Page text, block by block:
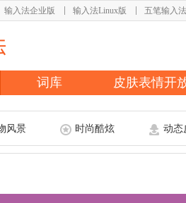
输入法企业版 输入法Linux版 五笔输入法
词库 皮肤表情开
风景 时尚酷炫 动态